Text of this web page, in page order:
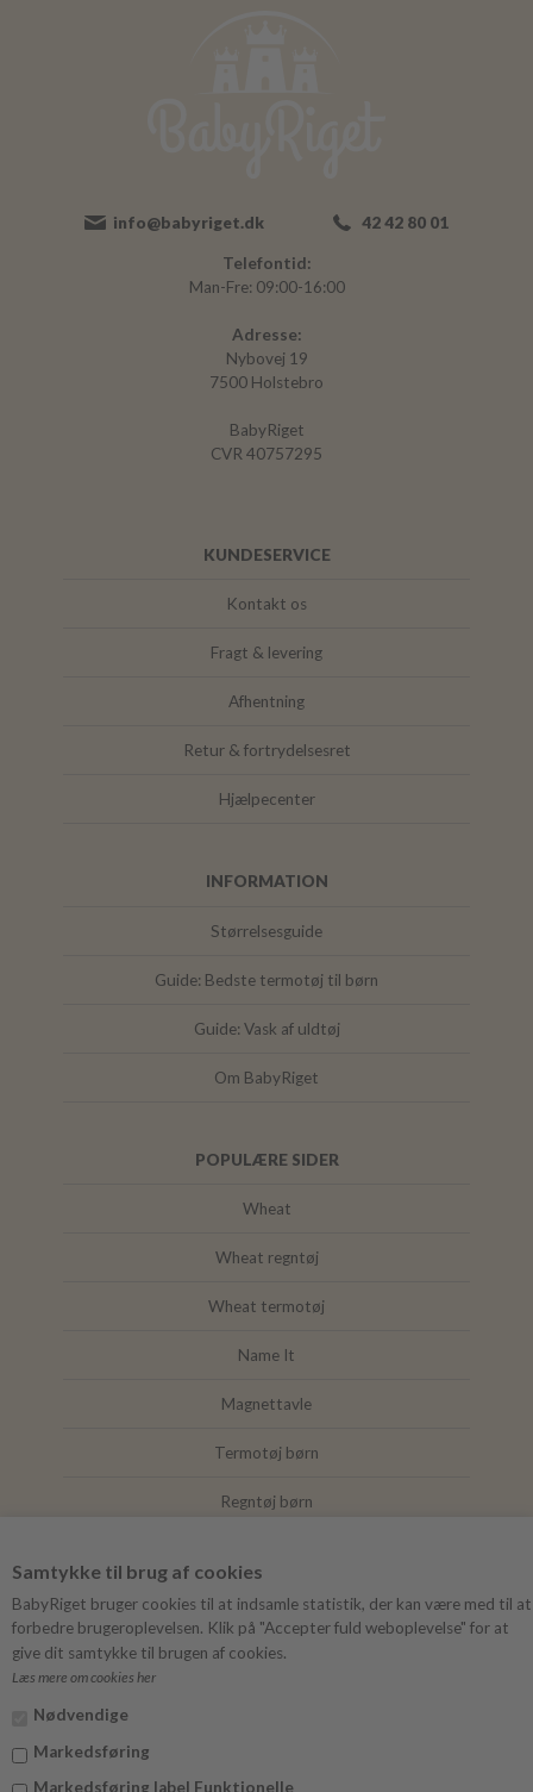
Samtykke til brug af cookies
BabyRiget bruger cookies til at indsamle statistik, der kan være med til at
forbedre brugeroplevelsen. Klik på "Accepter fuld weboplevelse" for at
give dit samtykke til brugen af cookies.
Læs mere om cookies her
Nødvendige
Markedsføring
Markedsføring label Funktionelle
info@babyriget.dk 42 42 80 01
Telefontid:
Man-Fre: 09:00-16:00
Adresse:
Nybovej 19
7500 Holstebro
BabyRiget
CVR 40757295
KUNDESERVICE
Kontakt os
Fragt & levering
Afhentning
Retur & fortrydelsesret
Hjælpecenter
INFORMATION
Størrelsesguide
Guide: Bedste termotøj til børn
Guide: Vask af uldtøj
Om BabyRiget
POPULÆRE SIDER
Wheat
Wheat regntøj
Wheat termotøj
Name It
Magnettavle
Termotøj børn
Regntøj børn
Mushie
Facebook